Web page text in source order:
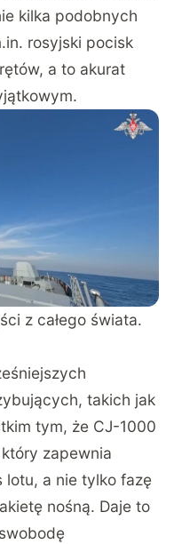
kilka podobnych
rosyjski pocisk
a to akurat
z całego świata.
takich jak
tym, że CJ-1000
zapewnia
lotu, a nie tylko fazę
nośną. Daje to